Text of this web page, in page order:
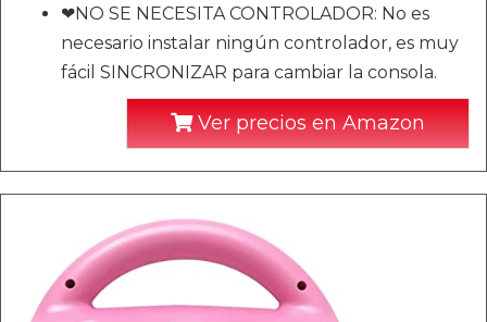
❤NO SE NECESITA CONTROLADOR: No es
necesario instalar ningún controlador, es muy
fácil SINCRONIZAR para cambiar la consola.
Ver precios en Amazon